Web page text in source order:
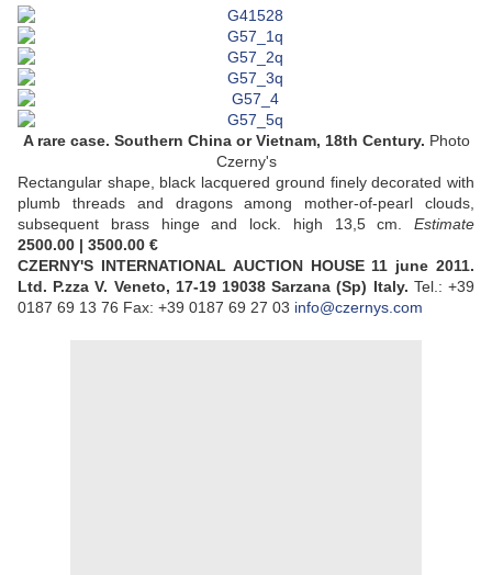
A rare case. Southern China or Vietnam, 18th Century. Photo
Czerny's
Rectangular shape, black lacquered ground finely decorated with
plumb threads and dragons among mother-of-pearl clouds,
subsequent brass hinge and lock. high 13,5 cm. Estimate
2500.00 | 3500.00 €
CZERNY'S INTERNATIONAL AUCTION HOUSE 11 june 2011.
Ltd. P.zza V. Veneto, 17-19 19038 Sarzana (Sp) Italy. Tel.: +39
0187 69 13 76 Fax: +39 0187 69 27 03 info@czernys.com